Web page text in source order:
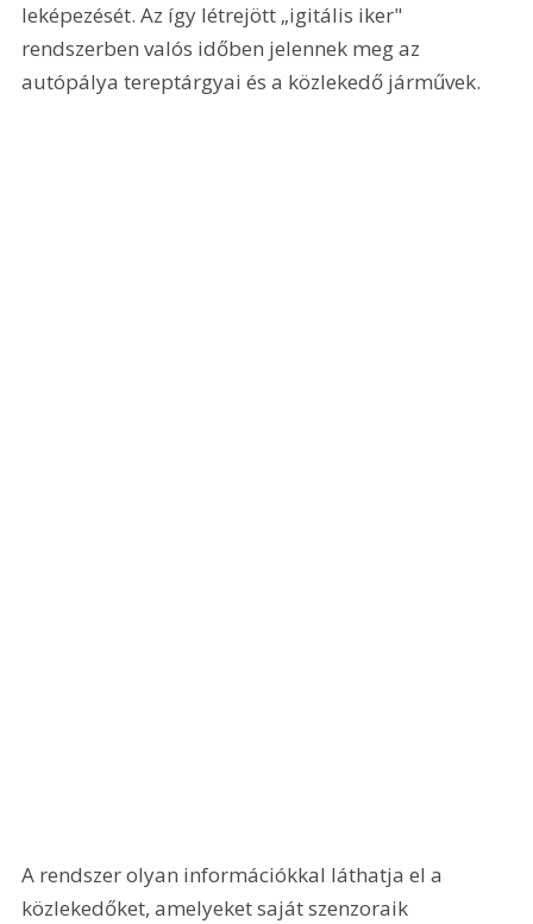
leképezését. Az így létrejött „igitális iker"
rendszerben valós időben jelennek meg az
autópálya tereptárgyai és a közlekedő járművek.
A rendszer olyan információkkal láthatja el a
közlekedőket, amelyeket saját szenzoraik